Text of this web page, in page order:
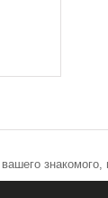
знакомого,